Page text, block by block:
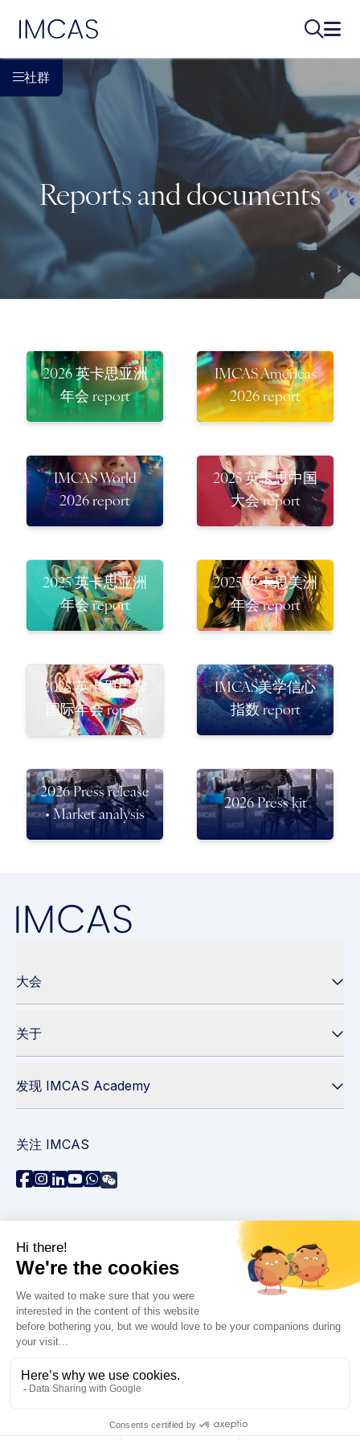
跳转到主要内容
IMCAS
搜索...打开
社群
Reports and documents
2026 英卡思亚洲
年会 report
IMCAS Americas
2026 report
IMCAS World
2026 report
2025 英卡思中国
大会 report
2025 英卡思亚洲
年会 report
2025 英卡思美洲
年会 report
2025 英卡思巴黎
国际年会 report
IMCAS美学信心
指数 report
2026 Press release
• Market analysis
2026 Press kit
大会
关于
发现 IMCAS Academy
关注 IMCAS
联系我们
阅读常见问题解答
隐私政策